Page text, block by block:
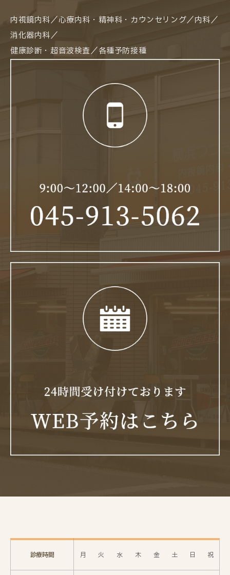
内視鏡内科／心療内科・精神科・カウンセリング／内科／
消化器内科／
健康診断・超音波検査／各種予防接種
診療時間 月 火 水 木 金 土 日 祝